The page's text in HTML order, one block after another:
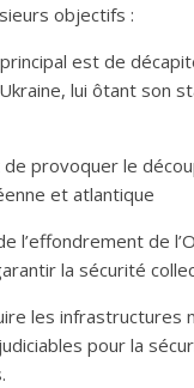
objectifs :
est de
lui ôtant son
provoquer le
et atlantique
l’effondrement de
la sécurité
les infrastructures
pour la